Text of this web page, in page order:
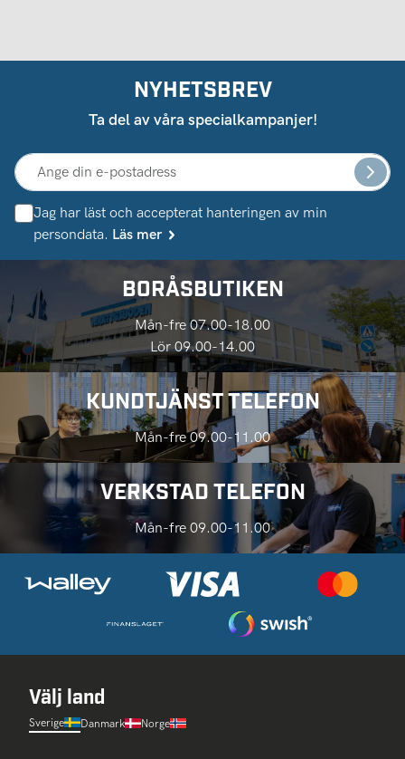
NYHETSBREV
Ta del av våra specialkampanjer!
Jag har läst och accepterat hanteringen av min
persondata. Läs mer
BORÅSBUTIKEN
Mån-fre 07.00-18.00
Lör 09.00-14.00
KUNDTJÄNST TELEFON
Mån-fre 09.00-11.00
VERKSTAD TELEFON
Mån-fre 09.00-11.00
Välj land
Sverige Danmark Norge